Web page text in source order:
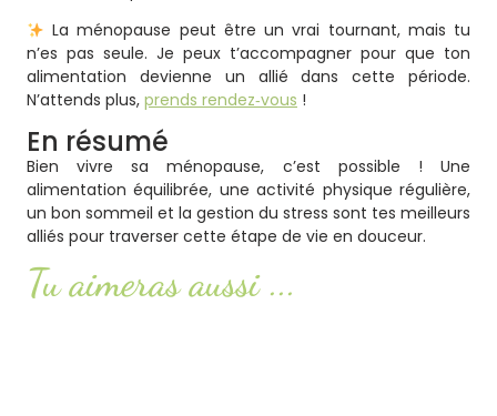
La ménopause peut être un vrai tournant, mais tu
n’es pas seule. Je peux t’accompagner pour que ton
alimentation devienne un allié dans cette période.
N’attends plus, prends rendez‑vous !
En résumé
Bien vivre sa ménopause, c’est possible ! Une
alimentation équilibrée, une activité physique régulière,
un bon sommeil et la gestion du stress sont tes meilleurs
alliés pour traverser cette étape de vie en douceur.
Tu aimeras aussi ...